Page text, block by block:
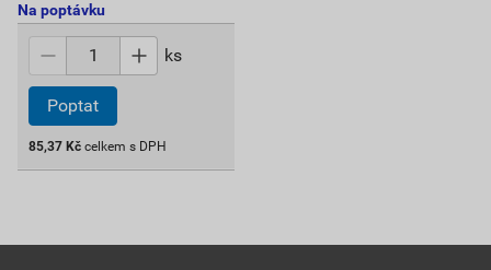
Na poptávku
ks
Poptat
85,37 Kč celkem s DPH